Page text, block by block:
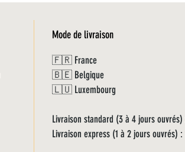
Mode de livraison
🇫🇷 France
🇧🇪 Belgique
🇱🇺 Luxembourg
Livraison standard (3 à 4 jours ouvrés)
Livraison express (1 à 2 jours ouvrés) :